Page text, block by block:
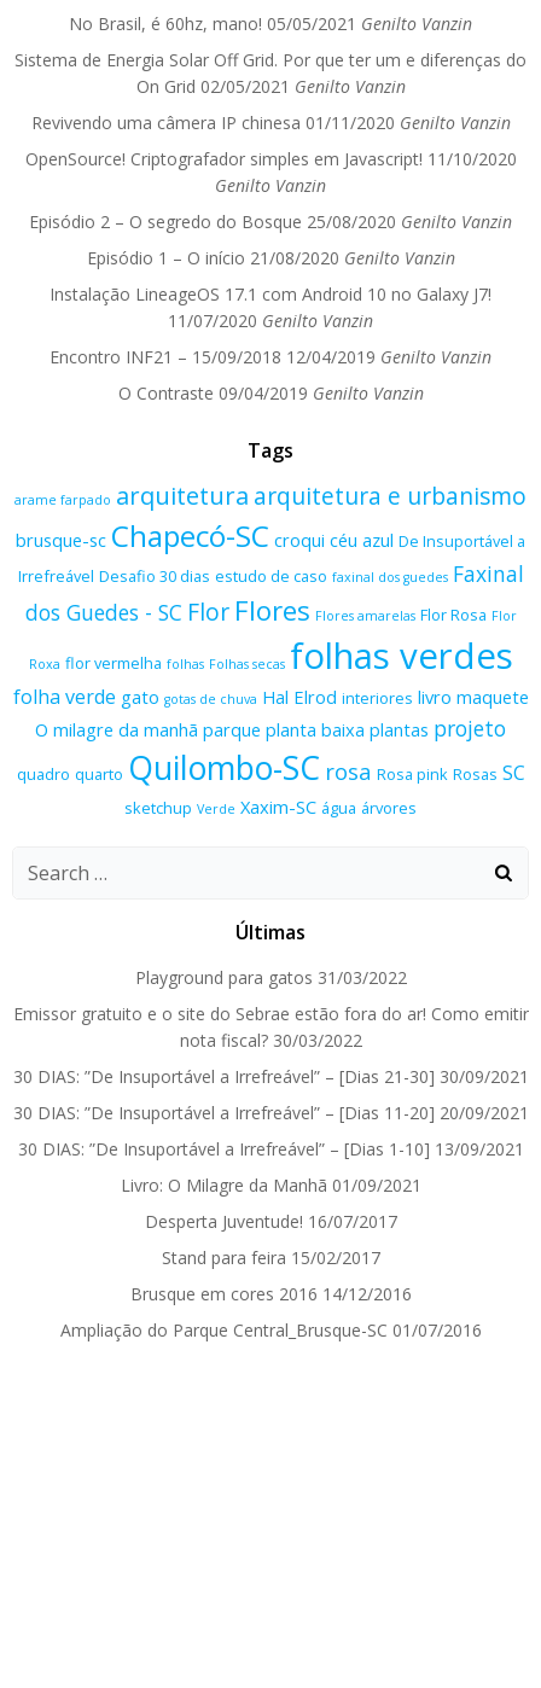
No Brasil, é 60hz, mano! 05/05/2021 Genilto Vanzin
Sistema de Energia Solar Off Grid. Por que ter um e diferenças do
On Grid 02/05/2021 Genilto Vanzin
Revivendo uma câmera IP chinesa 01/11/2020 Genilto Vanzin
OpenSource! Criptografador simples em Javascript! 11/10/2020
Genilto Vanzin
Episódio 2 – O segredo do Bosque 25/08/2020 Genilto Vanzin
Episódio 1 – O início 21/08/2020 Genilto Vanzin
Instalação LineageOS 17.1 com Android 10 no Galaxy J7!
11/07/2020 Genilto Vanzin
Encontro INF21 – 15/09/2018 12/04/2019 Genilto Vanzin
O Contraste 09/04/2019 Genilto Vanzin
Tags
arame farpado arquitetura arquitetura e urbanismo
brusque-sc Chapecó-SC croqui céu azul De Insuportável a
Irrefreável Desafio 30 dias estudo de caso faxinal dos guedes Faxinal
dos Guedes - SC Flor Flores Flores amarelas Flor Rosa Flor
Roxa flor vermelha folhas Folhas secas folhas verdes
folha verde gato gotas de chuva Hal Elrod interiores livro maquete
O milagre da manhã parque planta baixa plantas projeto
quadro quarto Quilombo-SC rosa Rosa pink Rosas SC
sketchup Verde Xaxim-SC água árvores
Search
Últimas
Playground para gatos 31/03/2022
Emissor gratuito e o site do Sebrae estão fora do ar! Como emitir
nota fiscal? 30/03/2022
30 DIAS: ”De Insuportável a Irrefreável” – [Dias 21-30] 30/09/2021
30 DIAS: ”De Insuportável a Irrefreável” – [Dias 11-20] 20/09/2021
30 DIAS: ”De Insuportável a Irrefreável” – [Dias 1-10] 13/09/2021
Livro: O Milagre da Manhã 01/09/2021
Desperta Juventude! 16/07/2017
Stand para feira 15/02/2017
Brusque em cores 2016 14/12/2016
Ampliação do Parque Central_Brusque-SC 01/07/2016